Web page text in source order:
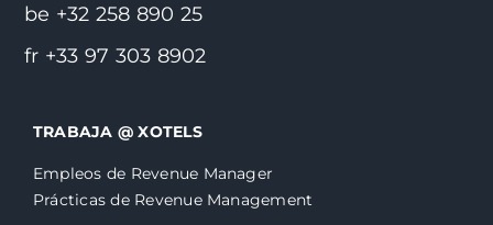
be +32 258 890 25
fr +33 97 303 8902
TRABAJA @ XOTELS
Empleos de Revenue Manager
Prácticas de Revenue Management